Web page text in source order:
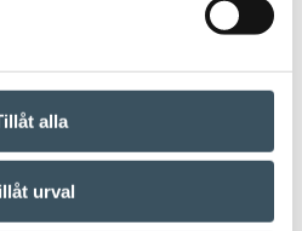
alla
urval